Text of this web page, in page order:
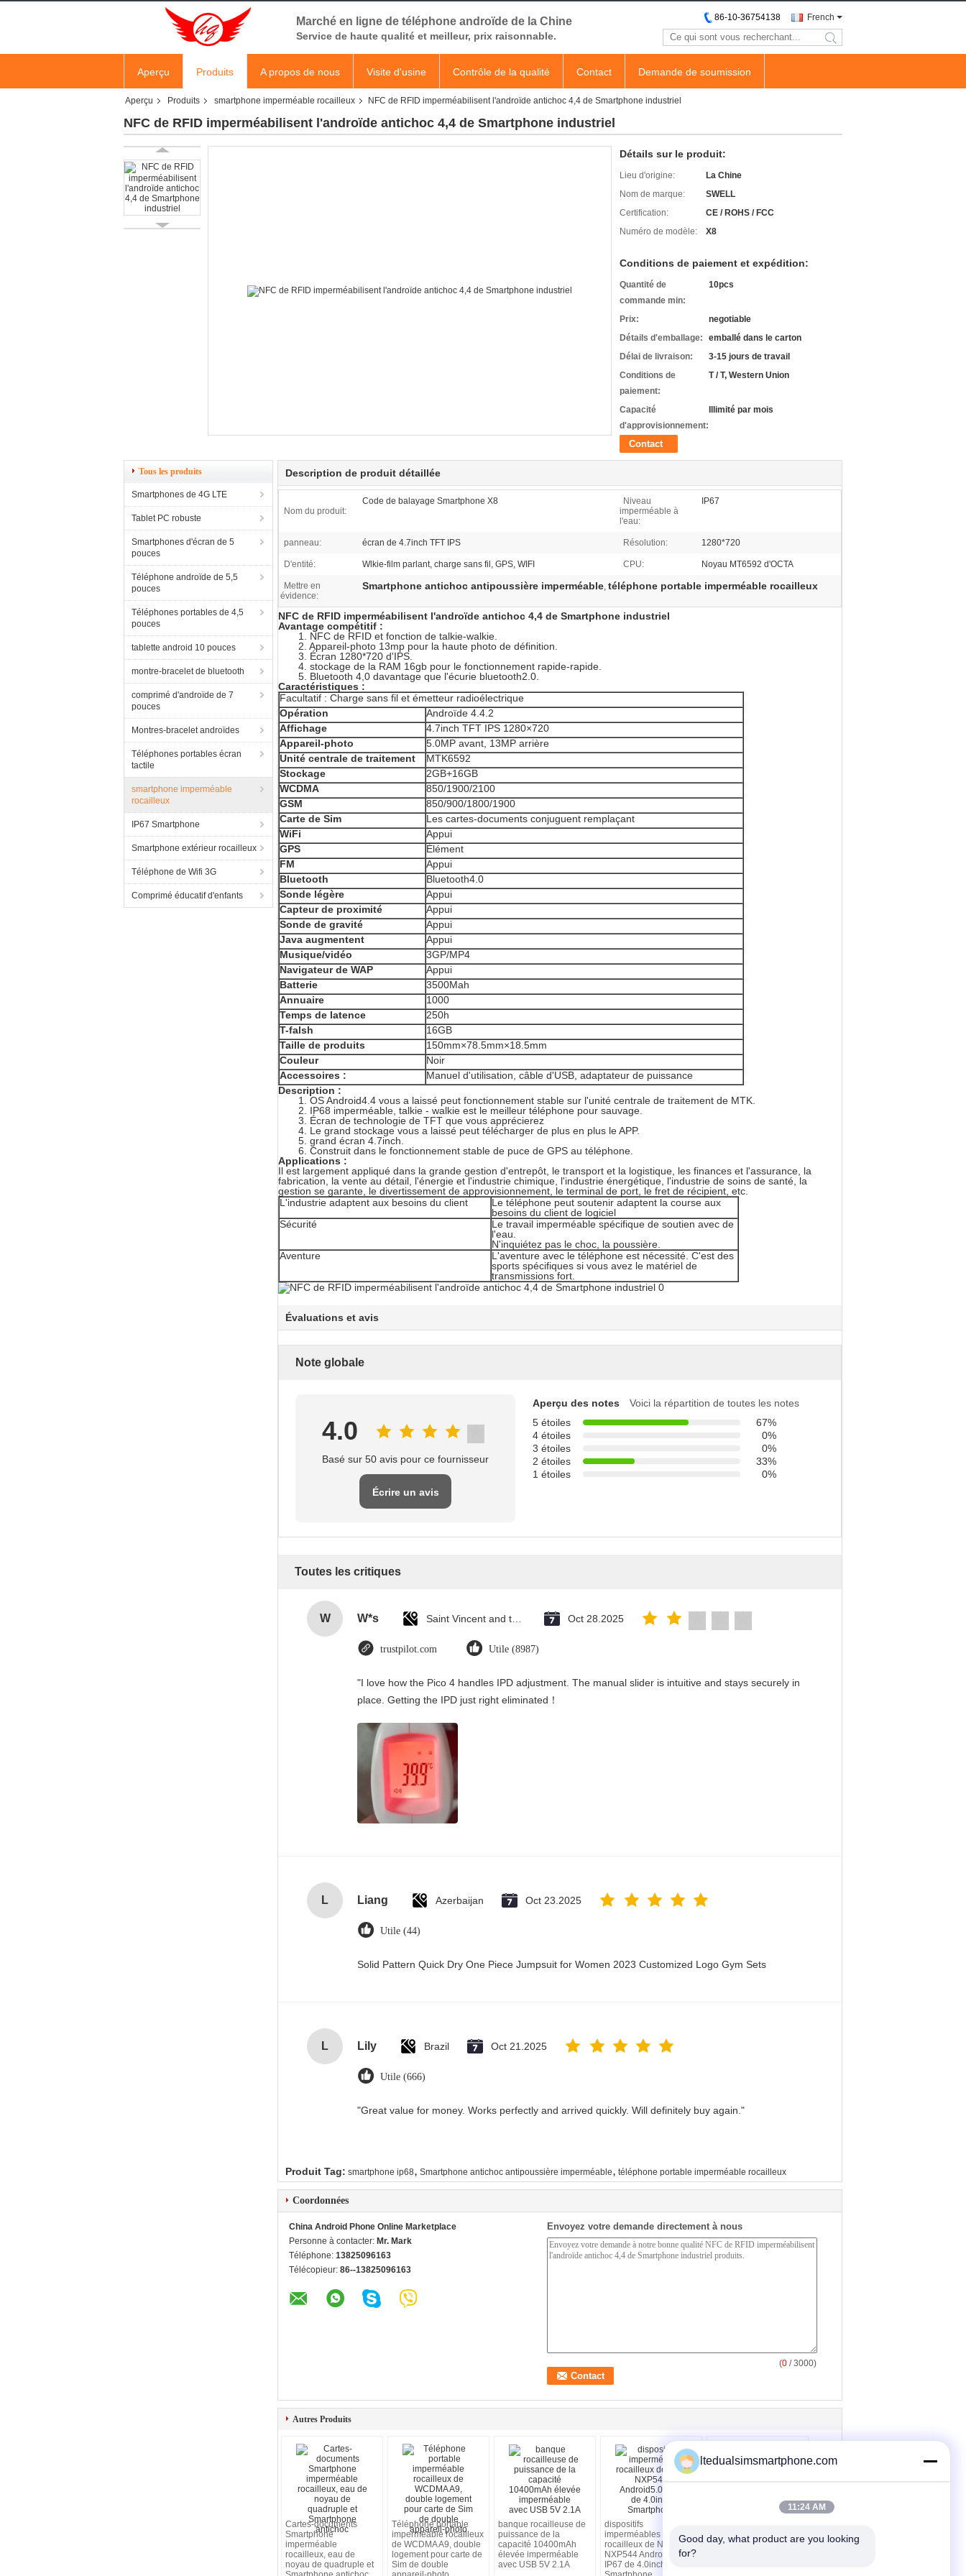
Marché en ligne de téléphone androïde de la Chine
Service de haute qualité et meilleur, prix raisonnable.
French
86-10-36754138
search
Aperçu Produits A propos de nous Visite d'usine Contrôle de la qualité Contact Demande de soumission
Aperçu Produits smartphone imperméable rocailleux NFC de RFID imperméabilisent l'androïde antichoc 4,4 de Smartphone industriel
NFC de RFID imperméabilisent l'androïde antichoc 4,4 de Smartphone industriel
Détails sur le produit:
Lieu d'origine:
La Chine
Nom de marque:
SWELL
Certification:
CE / ROHS / FCC
Numéro de modèle:
X8
Conditions de paiement et expédition:
Quantité de
commande min:
10pcs
Prix:
negotiable
Détails d'emballage:
emballé dans le carton
Délai de livraison:
3-15 jours de travail
Conditions de
paiement:
T / T, Western Union
Capacité
d'approvisionnement:
Illimité par mois
Contact
Tous les produits
Smartphones de 4G LTE
Tablet PC robuste
Smartphones d'écran de 5
pouces
Téléphone androïde de 5,5
pouces
Téléphones portables de 4,5
pouces
tablette android 10 pouces
montre-bracelet de bluetooth
comprimé d'androïde de 7
pouces
Montres-bracelet androïdes
Téléphones portables écran
tactile
smartphone imperméable
rocailleux
IP67 Smartphone
Smartphone extérieur rocailleux
Téléphone de Wifi 3G
Comprimé éducatif d'enfants
Description de produit détaillée
Nom du produit:
Code de balayage Smartphone X8
Niveau
imperméable à
l'eau:
IP67
panneau: écran de 4.7inch TFT IPS Résolution: 1280*720
D'entité: Wlkie-film parlant, charge sans fil, GPS, WIFI CPU: Noyau MT6592 d'OCTA
Mettre en
évidence:
Smartphone antichoc antipoussière imperméable, téléphone portable imperméable rocailleux
NFC de RFID imperméabilisent l'androïde antichoc 4,4 de Smartphone industriel
Avantage compétitif :
1. NFC de RFID et fonction de talkie-walkie.
2. Appareil-photo 13mp pour la haute photo de définition.
3. Écran 1280*720 d'IPS.
4. stockage de la RAM 16gb pour le fonctionnement rapide-rapide.
5. Bluetooth 4,0 davantage que l'écurie bluetooth2.0.
Caractéristiques :
Facultatif : Charge sans fil et émetteur radioélectrique
Opération
Androïde 4.4.2
Affichage
4.7inch TFT IPS 1280×720
Appareil-photo
5.0MP avant, 13MP arrière
Unité centrale de traitement
MTK6592
Stockage
2GB+16GB
WCDMA
850/1900/2100
GSM
850/900/1800/1900
Carte de Sim
Les cartes-documents conjuguent remplaçant
WiFi
Appui
GPS
Élément
FM
Appui
Bluetooth
Bluetooth4.0
Sonde légère
Appui
Capteur de proximité
Appui
Sonde de gravité
Appui
Java augmentent
Appui
Musique/vidéo
3GP/MP4
Navigateur de WAP
Appui
Batterie
3500Mah
Annuaire
1000
Temps de latence
250h
T-falsh
16GB
Taille de produits
150mm×78.5mm×18.5mm
Couleur
Noir
Accessoires :
Manuel d'utilisation, câble d'USB, adaptateur de puissance
Description :
1. OS Android4.4 vous a laissé peut fonctionnement stable sur l'unité centrale de traitement de MTK.
2. IP68 imperméable, talkie - walkie est le meilleur téléphone pour sauvage.
3. Écran de technologie de TFT que vous apprécierez
4. Le grand stockage vous a laissé peut télécharger de plus en plus le APP.
5. grand écran 4.7inch.
6. Construit dans le fonctionnement stable de puce de GPS au téléphone.
Applications :
Il est largement appliqué dans la grande gestion d'entrepôt, le transport et la logistique, les finances et l'assurance, la
fabrication, la vente au détail, l'énergie et l'industrie chimique, l'industrie énergétique, l'industrie de soins de santé, la
gestion se garante, le divertissement de approvisionnement, le terminal de port, le fret de récipient, etc.
L'industrie adaptent aux besoins du client
Le téléphone peut soutenir adaptent la course aux
besoins du client de logiciel
Sécurité
Le travail imperméable spécifique de soutien avec de
l'eau.
N'inquiétez pas le choc, la poussière.
Aventure
L'aventure avec le téléphone est nécessité. C'est des
sports spécifiques si vous avez le matériel de
transmissions fort.
Évaluations et avis
Note globale
4.0
Basé sur 50 avis pour ce fournisseur
Écrire un avis
Aperçu des notes
Voici la répartition de toutes les notes
5 étoiles
67%
4 étoiles
0%
3 étoiles
0%
2 étoiles
33%
1 étoiles
0%
Toutes les critiques
W W*s Oct 28.2025
trustpilot.com Utile (8987)
"I love how the Pico 4 handles IPD adjustment. The manual slider is intuitive and stays securely in
place. Getting the IPD just right eliminated！
L Liang Azerbaijan Oct 23.2025
Utile (44)
Solid Pattern Quick Dry One Piece Jumpsuit for Women 2023 Customized Logo Gym Sets
L Lily Brazil Oct 21.2025
Utile (666)
"Great value for money. Works perfectly and arrived quickly. Will definitely buy again."
Produit Tag: smartphone ip68, Smartphone antichoc antipoussière imperméable, téléphone portable imperméable rocailleux
Coordonnées
China Android Phone Online Marketplace
Personne à contacter: Mr. Mark
Téléphone: 13825096163
Télécopieur: 86--13825096163
Envoyez votre demande directement à nous
(0 / 3000)
Autres Produits
Cartes-documents
Smartphone
imperméable
rocailleux, eau de
noyau de quadruple et
Téléphone portable
imperméable rocailleux
de WCDMA A9, double
logement pour carte de
Sim de double
banque rocailleuse de
puissance de la
capacité 10400mAh
élevée imperméable
avec USB 5V 2.1A
dispositifs
imperméables
rocailleux de NFC
NXP544 Android5.0
IP67 de 4.0inch
NFC rocailleux RFID
IP68 de talkie-walkie de
ltedualsimsmartphone.com
11:24 AM
Good day, what product are you looking
for?